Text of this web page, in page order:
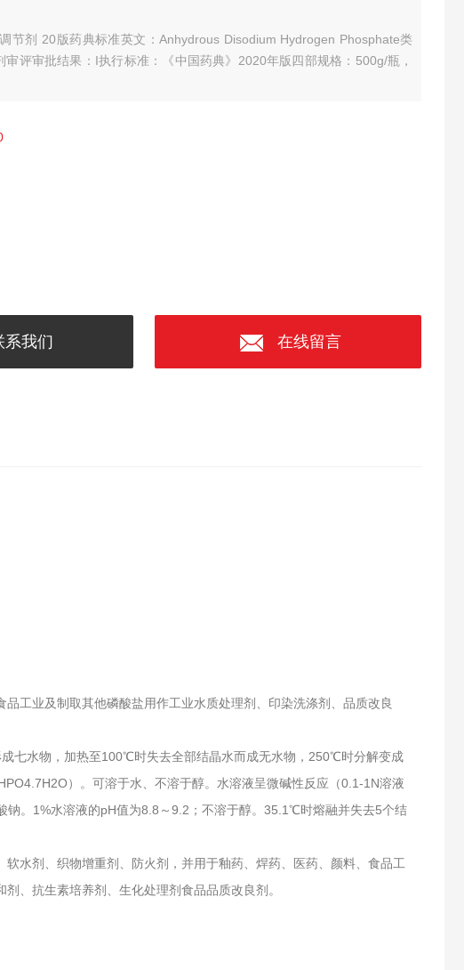
节剂 20版药典标准英文：Anhydrous Disodium Hydrogen Phosphate类
审评审批结果：I执行标准：《中国药典》2020年版四部规格：500g/瓶，
系我们 在线留言
工业及制取其他磷酸盐用作工业水质处理剂、印染洗涤剂、品质改良
七水物，加热至100℃时失去全部结晶水而成无水物，250℃时分解变成
）。可溶于水、不溶于醇。水溶液呈微碱性反应（0.1-1N溶液
。1%水溶液的pH值为8.8～9.2；不溶于醇。35.1℃时熔融并失去5个结
水剂、织物增重剂、防火剂，并用于釉药、焊药、医药、颜料、食品工
、抗生素培养剂、生化处理剂食品品质改良剂。